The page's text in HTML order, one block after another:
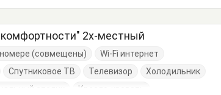
2х-местный
(совмещены)
Wi-Fi интернет
Спутниковое ТВ Телевизор
Холодильник
столик
Кресло-кровать